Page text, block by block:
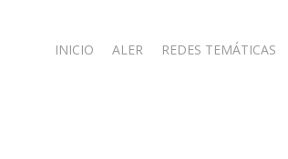
INICIO ALER REDES TEMÁTICAS